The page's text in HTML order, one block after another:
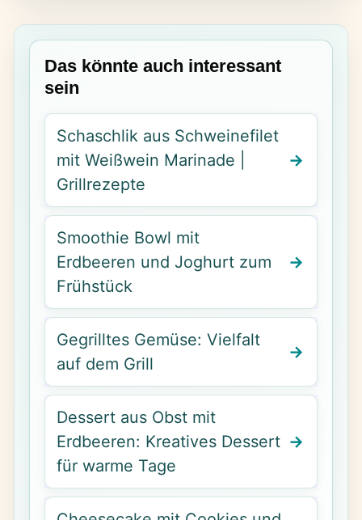
Das könnte auch interessant
sein
Schaschlik aus Schweinefilet
mit Weißwein Marinade |
Grillrezepte
Smoothie Bowl mit
Erdbeeren und Joghurt zum
Frühstück
Gegrilltes Gemüse: Vielfalt
auf dem Grill
Dessert aus Obst mit
Erdbeeren: Kreatives Dessert
für warme Tage